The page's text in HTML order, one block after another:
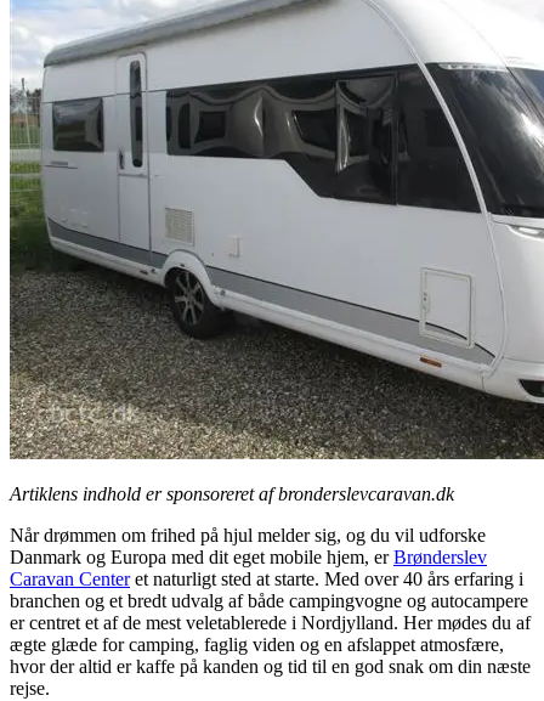
Artiklens indhold er sponsoreret af bronderslevcaravan.dk
Når drømmen om frihed på hjul melder sig, og du vil udforske
Danmark og Europa med dit eget mobile hjem, erBrønderslev
Caravan Centeret naturligt sted at starte. Med over 40 års erfaring i
branchen og et bredt udvalg af både campingvogne og autocampere
er centret et af de mest veletablerede i Nordjylland. Her mødes du af
ægte glæde for camping, faglig viden og en afslappet atmosfære,
hvor der altid er kaffe på kanden og tid til en god snak om din næste
rejse.